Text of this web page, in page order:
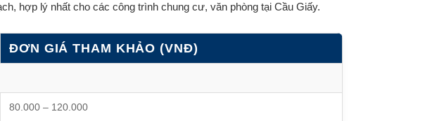
hợp lý nhất cho các công trình chung cư, văn phòng tại Cầu Giấy.
ĐƠN GIÁ THAM KHẢO (VNĐ)
80.000 – 120.000